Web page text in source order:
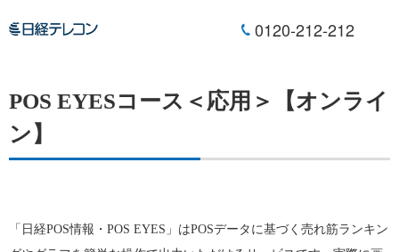
0120-212-212
POS EYESコース＜応用＞【オンライ
ン】
「日経POS情報・POS EYES」はPOSデータに基づく売れ筋ランキン